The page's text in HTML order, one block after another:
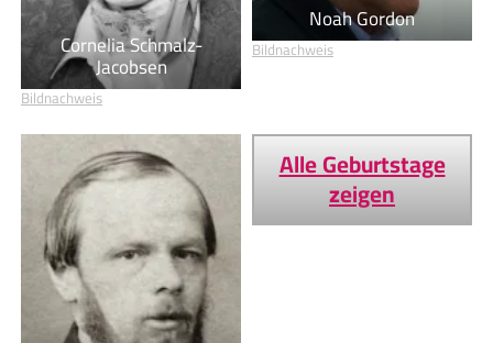
Cornelia Schmalz-
Jacobsen
Bildnachweis
Noah Gordon
Bildnachweis
Alle Geburtstage
zeigen